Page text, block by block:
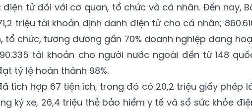
tử đối với cơ quan, tổ chức và cá nhân. Đến nay,
triệu tài khoản định danh điện tử cho cá nhân;
tổ chức, tương đương gần 70% doanh nghiệp đang
tài khoản cho người nước ngoài đến từ 148
tỷ lệ hoàn thành 98%.
tích hợp 67 tiện ích, trong đó có 20,2 triệu giấy phép
ký xe, 26,4 triệu thẻ bảo hiểm y tế và sổ sức khỏe